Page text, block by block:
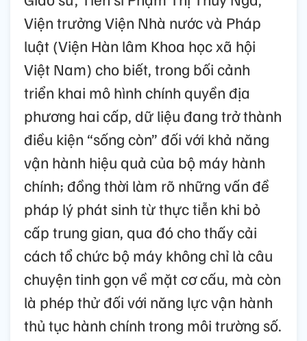
Viện trưởng Viện Nhà nước và Pháp
luật (Viện Hàn lâm Khoa học xã hội
Việt Nam) cho biết, trong bối cảnh
triển khai mô hình chính quyền địa
phương hai cấp, dữ liệu đang trở thành
điều kiện “sống còn” đối với khả năng
vận hành hiệu quả của bộ máy hành
chính; đồng thời làm rõ những vấn đề
pháp lý phát sinh từ thực tiễn khi bỏ
cấp trung gian, qua đó cho thấy cải
cách tổ chức bộ máy không chỉ là câu
chuyện tinh gọn về mặt cơ cấu, mà còn
là phép thử đối với năng lực vận hành
thủ tục hành chính trong môi trường số.